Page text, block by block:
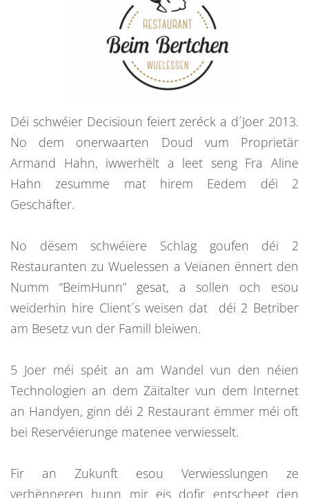
Déi schwéier Decisioun feiert zeréck a d´Joer 2013.
No dem onerwaarten Doud vum Proprietär
Armand Hahn, iwwerhëlt a leet seng Fra Aline
Hahn zesumme mat hirem Eedem déi 2
Geschäfter.
No dësem schwéiere Schlag goufen déi 2
Restauranten zu Wuelessen a Veianen ënnert den
Numm “BeimHunn” gesat, a sollen och esou
weiderhin hire Client´s weisen dat déi 2 Betriber
am Besetz vun der Famill bleiwen.
5 Joer méi spéit an am Wandel vun den néien
Technologien an dem Zäitalter vun dem Internet
an Handyen, ginn déi 2 Restaurant ëmmer méi oft
bei Reservéierunge matenee verwiesselt.
Fir an Zukunft esou Verwiesslungen ze
verhënneren hunn mir eis dofir entscheet den